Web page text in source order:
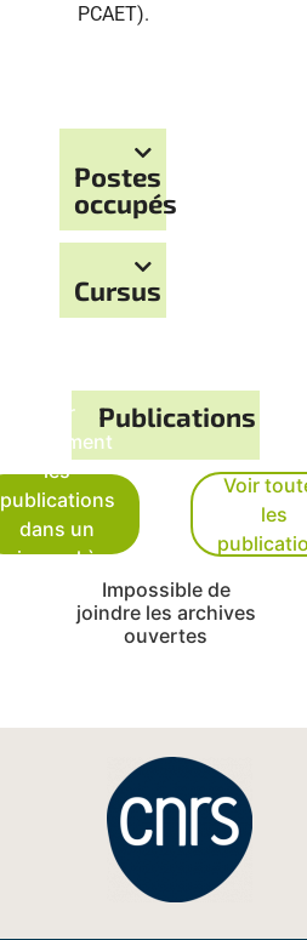
PCAET).
Postes
occupés
Cursus
Publications
Voir
uniquement
les
publications
dans un
journal à
lecture
Voir
les
Impossible de
joindre les archives
ouvertes